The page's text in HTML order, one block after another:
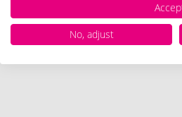
No, adjust